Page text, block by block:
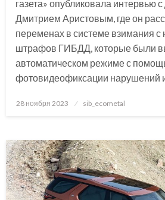
газета» опубликовала интервью
Дмитрием Аристовым, где он
переменах в системе взимания с
штрафов ГИБДД, которые были
автоматическом режиме с
фотовидеофиксации нарушений
Posted
28 ноября 2023 sib_ecometal